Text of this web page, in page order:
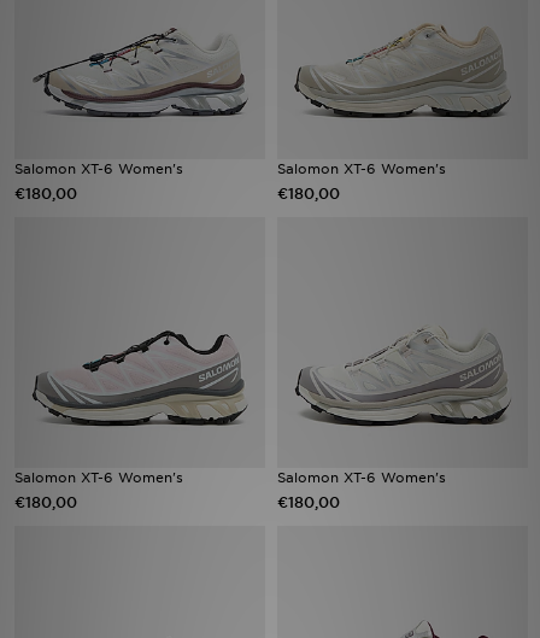
Salomon XT-6 Women's
€180,00
Salomon XT-6 Women's
€180,00
Salomon XT-6 Women's
€180,00
Salomon XT-6 Women's
€180,00
Voetbal
Klantenservice
Wie wij zijn